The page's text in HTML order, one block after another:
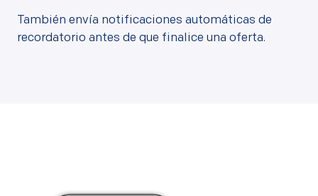
También envía notificaciones automáticas de
recordatorio antes de que finalice una oferta.